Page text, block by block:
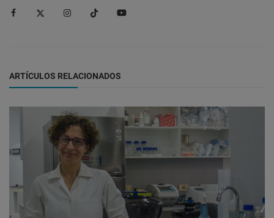
ARTÍCULOS RELACIONADOS